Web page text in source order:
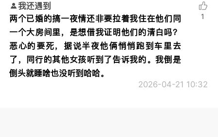
我还遇到
两个已婚的搞一夜情还非要拉着我住在他们同
一个大房间里，是想借我证明他们的清白吗？
恶心的要死，据说半夜他俩悄悄跑到车里去
了，同行的其他女孩听到了告诉我的。我倒是
倒头就睡啥也没听到哈哈。
2026-04-21 10:32
1